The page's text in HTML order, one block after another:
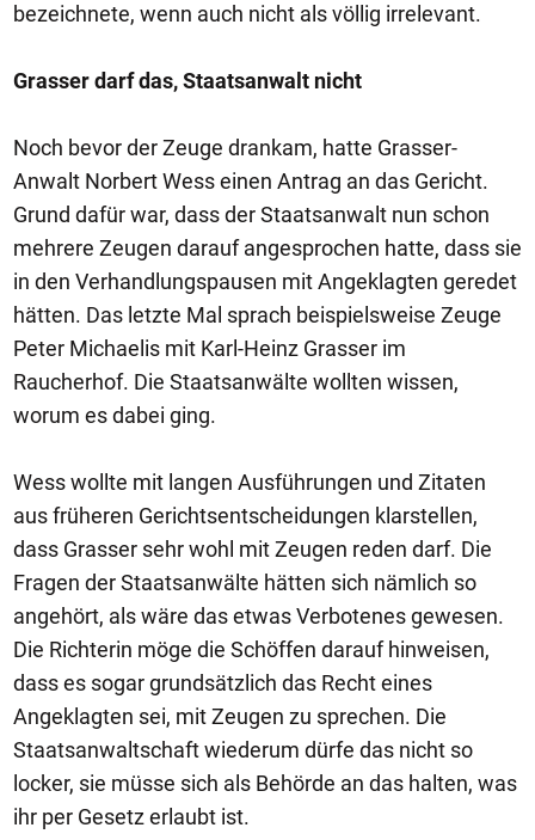
bezeichnete, wenn auch nicht als völlig irrelevant.
Grasser darf das, Staatsanwalt nicht
Noch bevor der Zeuge drankam, hatte Grasser-
Anwalt Norbert Wess einen Antrag an das Gericht.
Grund dafür war, dass der Staatsanwalt nun schon
mehrere Zeugen darauf angesprochen hatte, dass sie
in den Verhandlungspausen mit Angeklagten geredet
hätten. Das letzte Mal sprach beispielsweise Zeuge
Peter Michaelis mit Karl-Heinz Grasser im
Raucherhof. Die Staatsanwälte wollten wissen,
worum es dabei ging.
Wess wollte mit langen Ausführungen und Zitaten
aus früheren Gerichtsentscheidungen klarstellen,
dass Grasser sehr wohl mit Zeugen reden darf. Die
Fragen der Staatsanwälte hätten sich nämlich so
angehört, als wäre das etwas Verbotenes gewesen.
Die Richterin möge die Schöffen darauf hinweisen,
dass es sogar grundsätzlich das Recht eines
Angeklagten sei, mit Zeugen zu sprechen. Die
Staatsanwaltschaft wiederum dürfe das nicht so
locker, sie müsse sich als Behörde an das halten, was
ihr per Gesetz erlaubt ist.